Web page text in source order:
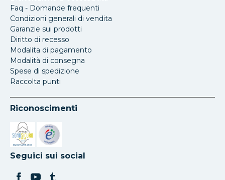
Faq - Domande frequenti
Condizioni generali di vendita
Garanzie sui prodotti
Diritto di recesso
Modalita di pagamento
Modalità di consegna
Spese di spedizione
Raccolta punti
Riconoscimenti
Si apre in una nuova scheda
Si apre in una nuova scheda
Seguici sui social